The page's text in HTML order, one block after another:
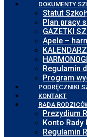
DOKUMENTY
Statut
Plan pracy
GAZETKI
Apele –
Regulamin
Program
PODRĘCZNIKI
KONTAKT
RADA
Prezydium
Konto Rady
Regulamin